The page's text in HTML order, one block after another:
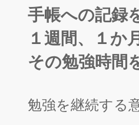
手帳への記録
１週間、１か
その勉強時間
勉強を継続する